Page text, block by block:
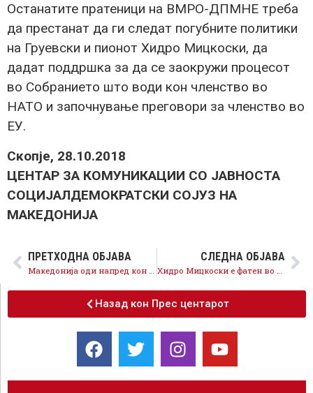
Останатите пратеници на ВМРО-ДПМНЕ треба
да престанат да ги следат погубните политики
на Груевски и пионот Хидро Мицкоски, да
дадат поддршка за да се заокружи процесот
во Собранието што води кон членство во
НАТО и започнување преговори за членство во
ЕУ.
Скопје, 28.10.2018
ЦЕНТАР ЗА КОМУНИКАЦИИ СО ЈАВНОСТА
СОЦИЈАЛДЕМОКРАТСКИ СОЈУЗ НА
МАКЕДОНИЈА
ПРЕТХОДНА ОБЈАВА
Македонија оди напред кон ЕУ и НАТО, антизапдниот Мицкоски да одговори како добил согласност за хидроцентралите
СЛЕДНА ОБЈАВА
Хидро Мицкоски е фатен во лага, граѓаните дознаа за шемите со Груевски за хидроцентралите, затоа го штити неговиот криминал
Назад кон Прес центарот